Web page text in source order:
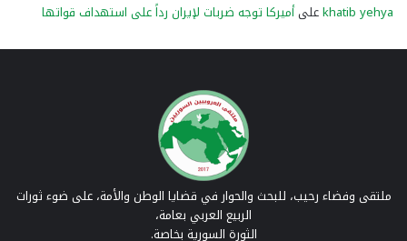
khatib yehyaعلىأميركا توجه ضربات لإيران رداً على استهداف قواتها
ملتقى وفضاء رحيب، للبحث والحوار في قضايا الوطن والأمة، على ضوء ثورات
الربيع العربي بعامة،
الثورة السورية بخاصة.